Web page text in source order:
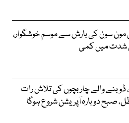
مون سون کی بارش سے موسم خوشگوار،
شدت میں کمی
ڈوبنے والے چار بچوں کی تلاش رات
صبح دوبارہ آپریشن شروع ہوگا